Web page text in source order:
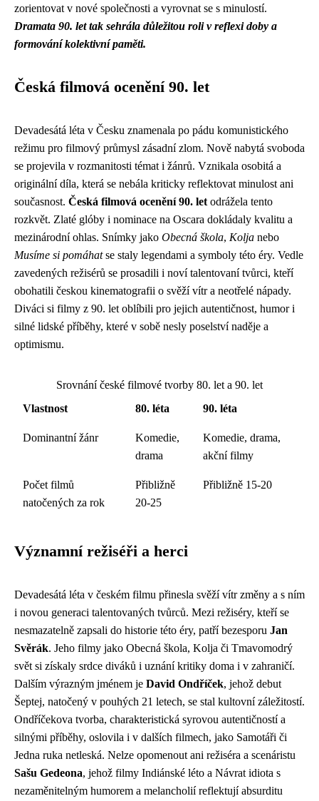
zorientovat v nové společnosti a vyrovnat se s minulostí.
Dramata 90. let tak sehrála důležitou roli v reflexi doby a
formování kolektivní paměti.
Česká filmová ocenění 90. let
Devadesátá léta v Česku znamenala po pádu komunistického
režimu pro filmový průmysl zásadní zlom. Nově nabytá svoboda
se projevila v rozmanitosti témat i žánrů. Vznikala osobitá a
originální díla, která se nebála kriticky reflektovat minulost ani
současnost. Česká filmová ocenění 90. let odrážela tento
rozkvět. Zlaté glóby i nominace na Oscara dokládaly kvalitu a
mezinárodní ohlas. Snímky jako Obecná škola, Kolja nebo
Musíme si pomáhatse staly legendami a symboly této éry. Vedle
zavedených režisérů se prosadili i noví talentovaní tvůrci, kteří
obohatili českou kinematografii o svěží vítr a neotřelé nápady.
Diváci si filmy z 90. let oblíbili pro jejich autentičnost, humor i
silné lidské příběhy, které v sobě nesly poselství naděje a
optimismu.
Srovnání české filmové tvorby 80. let a 90. let
Vlastnost
80. léta 90. léta
Dominantní žánr
Komedie,
drama
Komedie, drama,
akční filmy
Počet filmů
natočených za rok
Přibližně
20-25
Přibližně 15-20
Významní režiséři a herci
Devadesátá léta v českém filmu přinesla svěží vítr změny a s ním
i novou generaci talentovaných tvůrců. Mezi režiséry, kteří se
nesmazatelně zapsali do historie této éry, patří bezesporu Jan
Svěrák. Jeho filmy jako Obecná škola, Kolja či Tmavomodrý
svět si získaly srdce diváků i uznání kritiky doma i v zahraničí.
Dalším výrazným jménem je David Ondříček, jehož debut
Šeptej, natočený v pouhých 21 letech, se stal kultovní záležitostí.
Ondříčekova tvorba, charakteristická syrovou autentičností a
silnými příběhy, oslovila i v dalších filmech, jako Samotáři či
Jedna ruka netleská. Nelze opomenout ani režiséra a scenáristu
Sašu Gedeona, jehož filmy Indiánské léto a Návrat idiota s
nezaměnitelným humorem a melancholií reflektují absurditu